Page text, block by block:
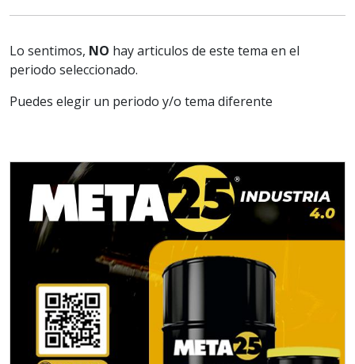
Lo sentimos, NO hay articulos de este tema en el
periodo seleccionado.
Puedes elegir un periodo y/o tema diferente